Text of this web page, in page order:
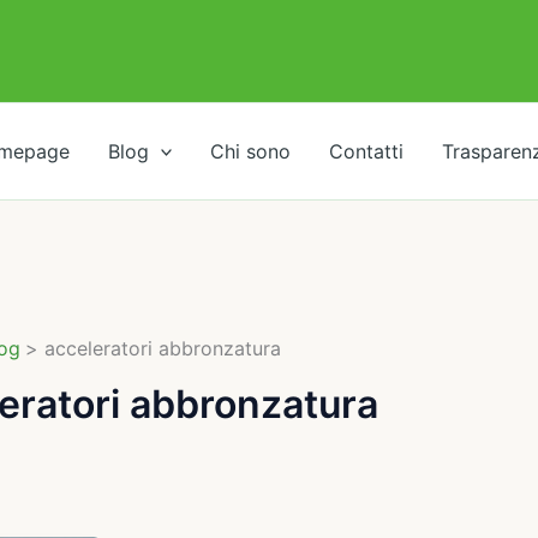
Blog Chi sono Contatti
acceleratori abbronzatura
abbronzatura